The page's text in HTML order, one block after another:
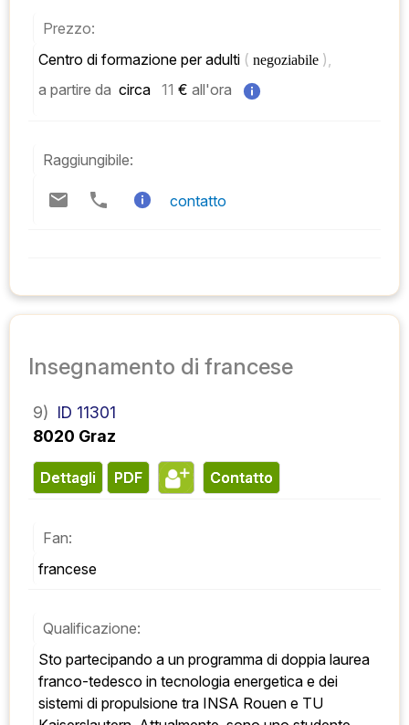
Prezzo:
Centro di formazione per adulti ( negoziabile ),
a partire da circa 11 € all'ora
Raggiungibile:
contatto
Insegnamento di francese
9) ID 11301
8020 Graz
Dettagli PDF contatto
Fan:
francese
Qualificazione:
Sto partecipando a un programma di doppia laurea
franco-tedesco in tecnologia energetica e dei
sistemi di propulsione tra INSA Rouen e TU